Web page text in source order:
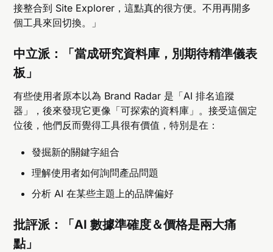
接整合到 Site Explorer，這點真的很方便。不用再開多
個工具來回切換。」
中立派：「當成研究資料庫，別期待精準儀表
板」
有些使用者原本以為 Brand Radar 是「AI 排名追蹤
器」，後來發現它更像「可探索的資料庫」。接受這個定
位後，他們反而覺得工具很有價值，特別是在：
發掘新的關鍵字組合
理解使用者如何詢問產品問題
分析 AI 在某些主題上的品牌偏好
批評派：「AI 數據準確度＆價格是兩大痛
點」